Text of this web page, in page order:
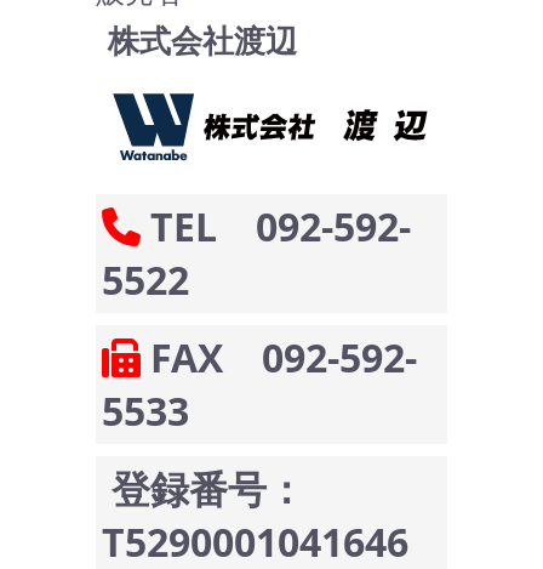
株式会社渡辺
TEL 092-592-
5522
FAX 092-592-
5533
登録番号：
T5290001041646